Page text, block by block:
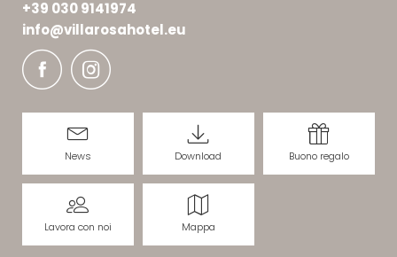
+39 030 9141974
info@villarosahotel.eu
News Download Buono regalo
Lavora con noi Mappa